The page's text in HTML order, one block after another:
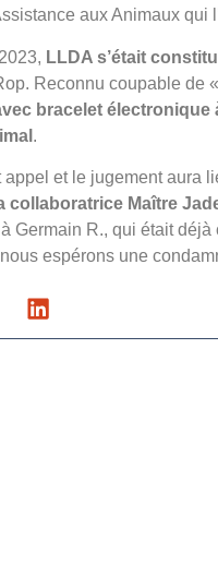
aux Animaux qui
LLDA s’était
Reconnu coupable de
bracelet électronique
.
et le jugement aura
collaboratrice Maître
Germain R., qui était
espérons une